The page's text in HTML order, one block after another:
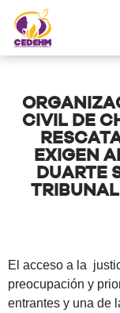
CIVIL DE
EXIGEN
DUARTE
El acceso a la
preocupación y
entrantes y una de